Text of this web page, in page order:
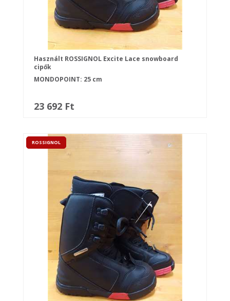
Használt ROSSIGNOL Excite Lace snowboard
cipők
MONDOPOINT: 25 cm
23 692 Ft
ROSSIGNOL